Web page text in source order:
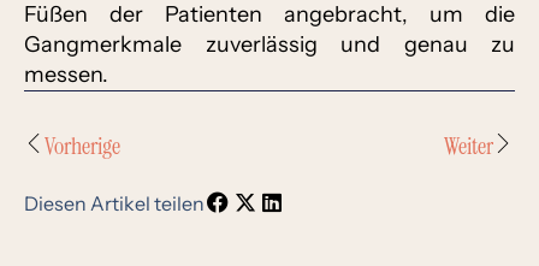
Füßen der Patienten angebracht, um die
Gangmerkmale zuverlässig und genau zu
messen.
Vorherige Weiter
Diesen Artikel teilen